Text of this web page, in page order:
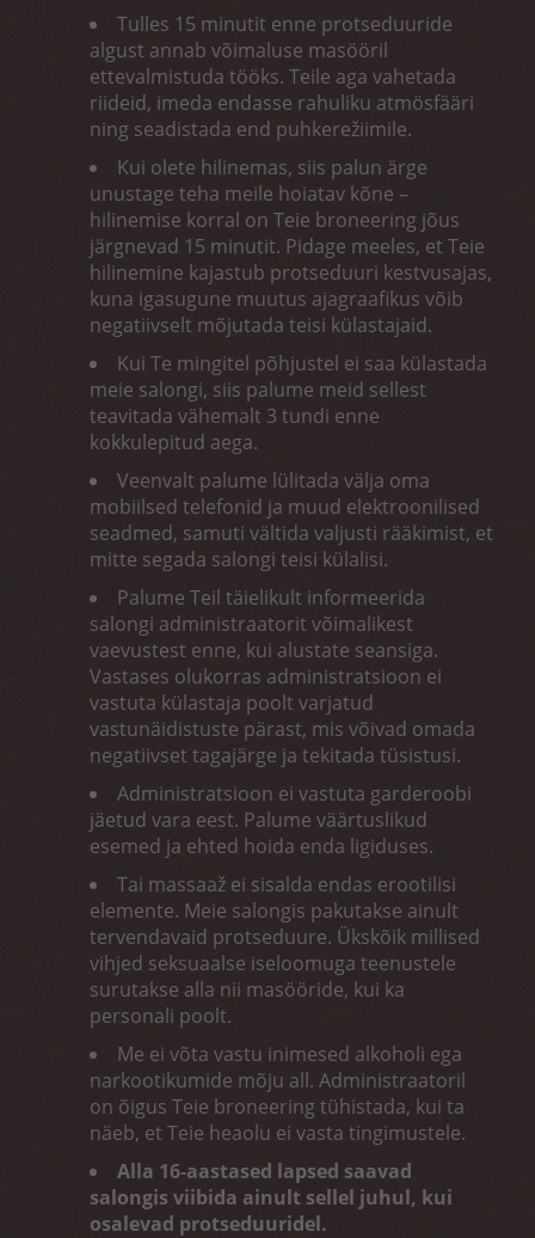
Tulles 15 minutit enne protseduuride
algust annab võimaluse masööril
ettevalmistuda tööks. Teile aga vahetada
riideid, imeda endasse rahuliku atmösfääri
ning seadistada end puhkerežiimile.
Kui olete hilinemas, siis palun ärge
unustage teha meile hoiatav kõne –
hilinemise korral on Teie broneering jõus
järgnevad 15 minutit. Pidage meeles, et Teie
hilinemine kajastub protseduuri kestvusajas,
kuna igasugune muutus ajagraafikus võib
negatiivselt mõjutada teisi külastajaid.
Kui Te mingitel põhjustel ei saa külastada
meie salongi, siis palume meid sellest
teavitada vähemalt 3 tundi enne
kokkulepitud aega.
Veenvalt palume lülitada välja oma
mobiilsed telefonid ja muud elektroonilised
seadmed, samuti vältida valjusti rääkimist, et
mitte segada salongi teisi külalisi.
Palume Teil täielikult informeerida
salongi administraatorit võimalikest
vaevustest enne, kui alustate seansiga.
Vastases olukorras administratsioon ei
vastuta külastaja poolt varjatud
vastunäidistuste pärast, mis võivad omada
negatiivset tagajärge ja tekitada tüsistusi.
Administratsioon ei vastuta garderoobi
jäetud vara eest. Palume väärtuslikud
esemed ja ehted hoida enda ligiduses.
Tai massaaž ei sisalda endas erootilisi
elemente. Meie salongis pakutakse ainult
tervendavaid protseduure. Ükskõik millised
vihjed seksuaalse iseloomuga teenustele
surutakse alla nii masööride, kui ka
personali poolt.
Me ei võta vastu inimesed alkoholi ega
narkootikumide mõju all. Administraatoril
on õigus Teie broneering tühistada, kui ta
näeb, et Teie heaolu ei vasta tingimustele.
Alla 16-aastased lapsed saavad
salongis viibida ainult sellel juhul, kui
osalevad protseduuridel.